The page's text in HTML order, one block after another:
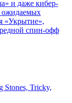
и даже кибер-
ожидаемых
«Укрытие»,
спин-офф
Tricky,